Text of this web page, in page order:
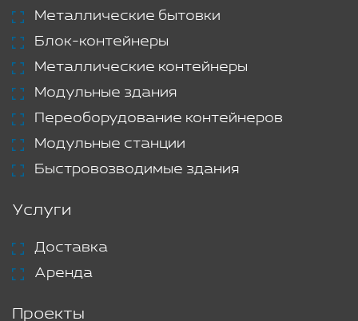
Металлические бытовки
Блок-контейнеры
Металлические контейнеры
Модульные здания
Переоборудование контейнеров
Модульные станции
Быстровозводимые здания
Услуги
Доставка
Аренда
Проекты